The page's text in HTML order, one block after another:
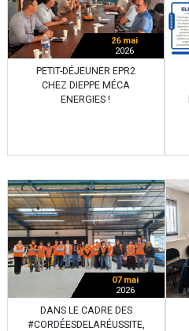
26 mai
2026
PETIT-DÉJEUNER EPR2
CHEZ DIEPPE MÉCA
ENERGIES !
07 mai
2026
DANS LE CADRE DES
#CORDÉESDELARÉUSSITE,